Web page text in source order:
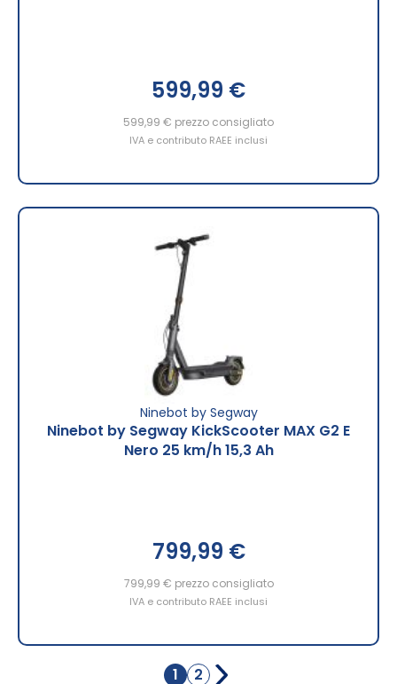
599,99 €
599,99 € prezzo consigliato
IVA e contributo RAEE inclusi
Ninebot by Segway
Ninebot by Segway KickScooter MAX G2 E
Nero 25 km/h 15,3 Ah
799,99 €
799,99 € prezzo consigliato
IVA e contributo RAEE inclusi
Pagina
1 2